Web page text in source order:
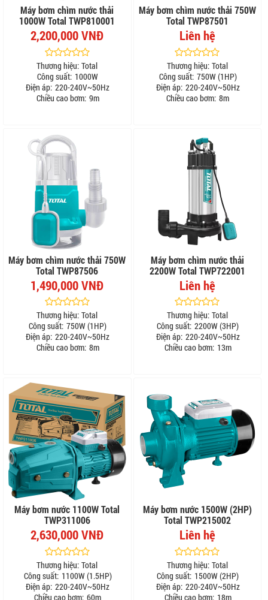
Máy bơm chìm nước thải
1000W Total TWP810001
2,200,000 VNĐ
Thương hiệu: Total
Công suất: 1000W
Điện áp: 220-240V~50Hz
Chiều cao bơm: 9m
Máy bơm chìm nước thải 750W
Total TWP87501
Liên hệ
Thương hiệu: Total
Công suất: 750W (1HP)
Điện áp: 220-240V~50Hz
Chiều cao bơm: 8m
Máy bơm chìm nước thải 750W
Total TWP87506
1,490,000 VNĐ
Thương hiệu: Total
Công suất: 750W (1HP)
Điện áp: 220-240V~50Hz
Chiều cao bơm: 8m
Máy bơm chìm nước thải
2200W Total TWP722001
Liên hệ
Thương hiệu: Total
Công suất: 2200W (3HP)
Điện áp: 220-240V~50Hz
Chiều cao bơm: 13m
Máy bơm nước 1100W Total
TWP311006
2,630,000 VNĐ
Thương hiệu: Total
Công suất: 1100W (1.5HP)
Điện áp: 220-240V~50Hz
Chiều cao bơm: 60m
Máy bơm nước 1500W (2HP)
Total TWP215002
Liên hệ
Thương hiệu: Total
Công suất: 1500W (2HP)
Điện áp: 220-240V~50Hz
Chiều cao bơm: 18m